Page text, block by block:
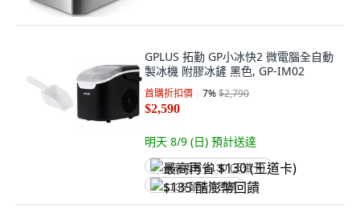
GPLUS 拓勤 GP小冰快2 微電腦全自動
製冰機 附膠冰鏟 黑色, GP-IM02
首購折扣價 7%$2,790
$2,590
明天 8/9 (日) 預計送達
最高再省 $130 (王道卡)
$135 酷澎幣回饋